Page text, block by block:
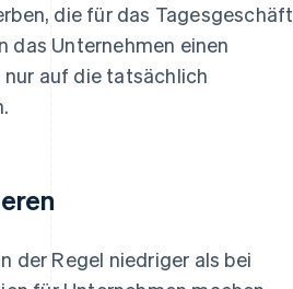
die für das Tagesgeschäft
das Unternehmen einen
auf die tatsächlich
der Regel niedriger als bei